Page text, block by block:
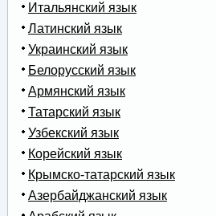
Итальянский язык
Латинский язык
Украинский язык
Белорусский язык
Армянский язык
Татарский язык
Узбекский язык
Корейский язык
Крымско-татарский язык
Азербайджанский язык